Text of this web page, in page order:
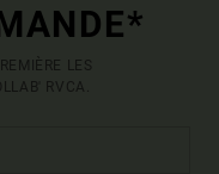
LES
RVCA.